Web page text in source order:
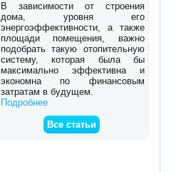
В зависимости от строения
дома, уровня его
энергоэффективности, а также
площади помещения, важно
подобрать такую отопительную
систему, которая была бы
максимально эффективна и
экономна по финансовым
затратам в будущем.
Подробнее
Все статьи